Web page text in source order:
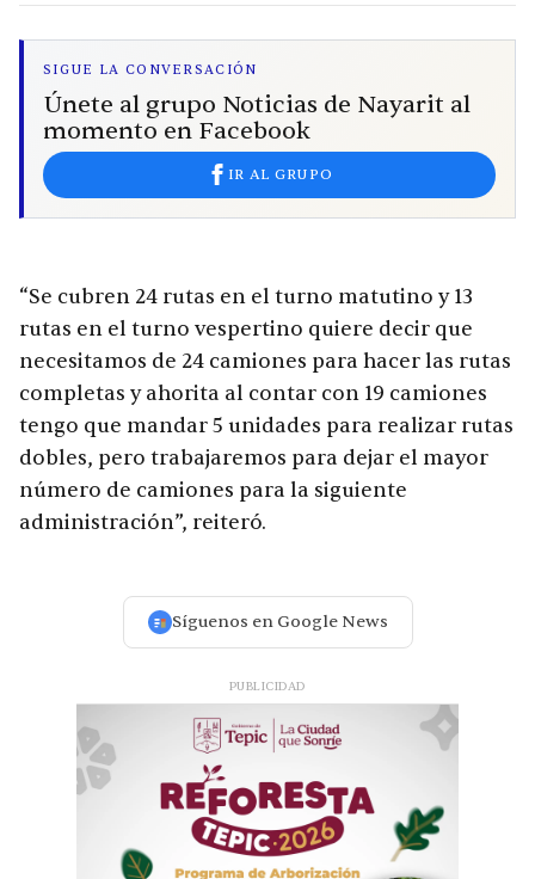
SIGUE LA CONVERSACIÓN
Únete al grupo Noticias de Nayarit al
momento en Facebook
IR AL GRUPO
“Se cubren 24 rutas en el turno matutino y 13
rutas en el turno vespertino quiere decir que
necesitamos de 24 camiones para hacer las rutas
completas y ahorita al contar con 19 camiones
tengo que mandar 5 unidades para realizar rutas
dobles, pero trabajaremos para dejar el mayor
número de camiones para la siguiente
administración”, reiteró.
Síguenos en Google News
PUBLICIDAD